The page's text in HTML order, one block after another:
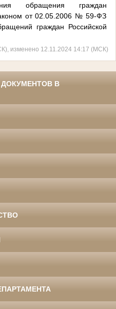
обращения граждан
от 02.05.2006 № 59-ФЗ
граждан Российской
изменено 12.11.2024 14:17 (МСК)
В